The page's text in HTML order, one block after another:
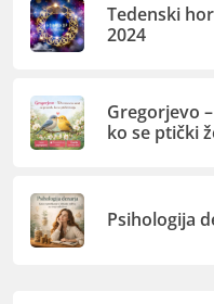
Tedenski
2024
Gregorjevo
ko se ptički
Psihologija